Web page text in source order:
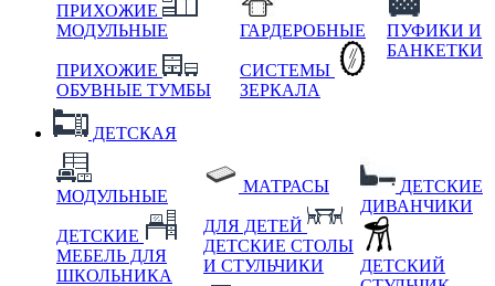
ПРИХОЖИЕ
МОДУЛЬНЫЕ
ПРИХОЖИЕ
ОБУВНЫЕ ТУМБЫ
ГАРДЕРОБНЫЕ
СИСТЕМЫ
ЗЕРКАЛА
ПУФИКИ И
БАНКЕТКИ
ДЕТСКАЯ
МОДУЛЬНЫЕ
ДЕТСКИЕ
МЕБЕЛЬ ДЛЯ
ШКОЛЬНИКА
МАТРАСЫ
ДЛЯ ДЕТЕЙ
ДЕТСКИЕ СТОЛЫ
И СТУЛЬЧИКИ
ДЕТСКИЕ
ДИВАНЧИКИ
ДЕТСКИЙ